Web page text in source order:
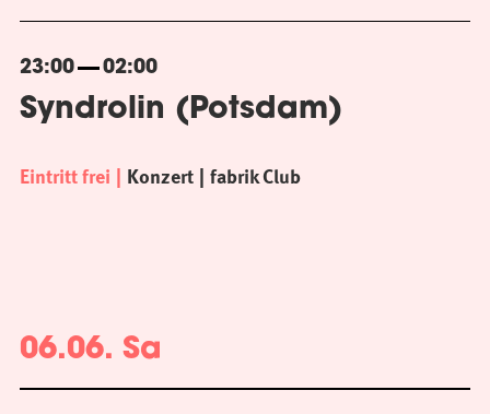
23:00 02:00
Syndrolin (Potsdam)
Eintritt frei Konzert fabrik Club
06.06. Sa